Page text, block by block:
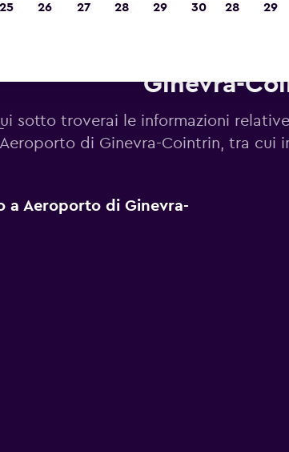
Ginevra-
sotto troverai le informazioni
di Ginevra-Cointrin, tra cui
a Aeroporto di Ginevra-
25 26 27 28 29 30 28 29